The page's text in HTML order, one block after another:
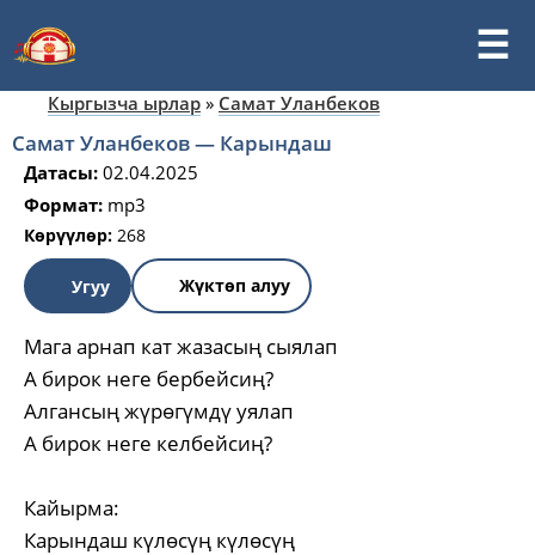
Кыргызча ырлар » Самат Уланбеков
Самат Уланбеков — Карындаш
Датасы: 02.04.2025
Формат: mp3
Көрүүлөр: 268
Угуу Жүктөп алуу
Мага арнап кат жазасың сыялап
А бирок неге бербейсиң?
Алгансың жүрөгүмдү уялап
А бирок неге келбейсиң?
Кайырма:
Карындаш күлөсүң күлөсүң